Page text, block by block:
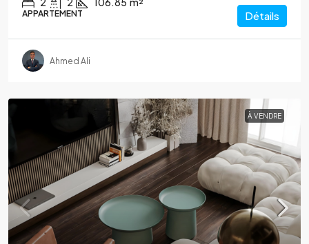
APPARTEMENT Détails
Ahmed Ali
À VENDRE